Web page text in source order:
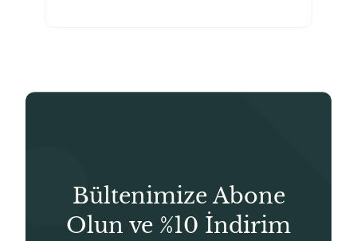
Bültenimize Abone
Olun ve %10 İndirim